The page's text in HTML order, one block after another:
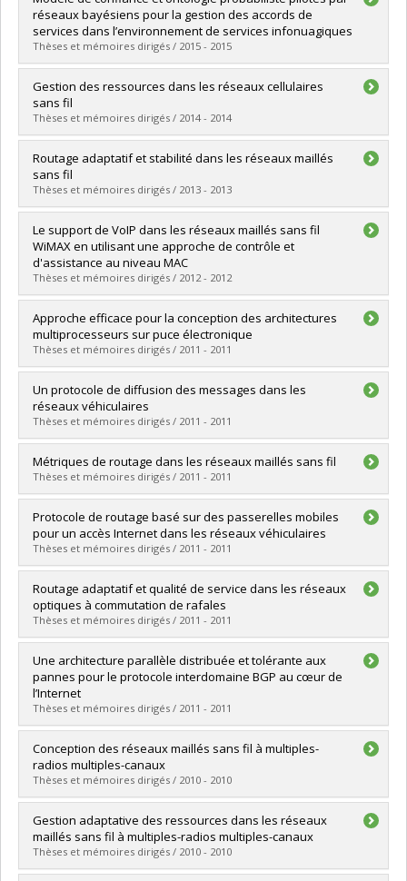
Cycle :Doctoral
Grade :Ph. D.
Lien vers le document dans Papyrus
réseaux bayésiens pour la gestion des accords de
services dans l’environnement de services infonuagiques
Thèses et mémoires dirigés / 2015 - 2015
Graduate :Jules, Obed
Cycle :Master's
Grade :M. Sc.
Lien vers le document dans Papyrus
Gestion des ressources dans les réseaux cellulaires
sans fil
Thèses et mémoires dirigés / 2014 - 2014
Graduate :Nadembéga, Apollinaire
Cycle :Doctoral
Grade :Ph. D.
Lien vers le document dans Papyrus
Routage adaptatif et stabilité dans les réseaux maillés
sans fil
Thèses et mémoires dirigés / 2013 - 2013
Graduate :Boushaba, Mustapha
Cycle : Doctoral
Grade :Ph. D.
Lien vers le document dans Papyrus
Le support de VoIP dans les réseaux maillés sans fil
WiMAX en utilisant une approche de contrôle et
d'assistance au niveau MAC
Thèses et mémoires dirigés / 2012 - 2012
Graduate :Haddouche, Fayçal
Cycle :Master's
Grade :M. Sc.
Lien vers le document dans Papyrus
Approche efficace pour la conception des architectures
multiprocesseurs sur puce électronique
Thèses et mémoires dirigés / 2011 - 2011
Graduate :Elie, Etienne
Cycle :Doctoral
Grade :Ph. D.
Lien vers le document dans Papyrus
Un protocole de diffusion des messages dans les
réseaux véhiculaires
Thèses et mémoires dirigés / 2011 - 2011
Graduate :Ahizoune, Ahmed A.
Cycle : Master's
Grade :M. Sc.
Lien vers le document dans Papyrus
Métriques de routage dans les réseaux maillés sans fil
Thèses et mémoires dirigés / 2011 - 2011
Graduate :Sarr, Yaye
Cycle :Master's
Grade :M. Sc.
Lien vers le document dans Papyrus
Protocole de routage basé sur des passerelles mobiles
pour un accès Internet dans les réseaux véhiculaires
Thèses et mémoires dirigés / 2011 - 2011
Graduate :Ba, Amadou Adama
Cycle :Master's
Grade :M. Sc.
Lien vers le document dans Papyrus
Routage adaptatif et qualité de service dans les réseaux
optiques à commutation de rafales
Thèses et mémoires dirigés / 2011 - 2011
Graduate :Belbekkouche, Abdeltouab
Cycle :Doctoral
Grade :Ph. D.
Lien vers le document dans Papyrus
Une architecture parallèle distribuée et tolérante aux
pannes pour le protocole interdomaine BGP au cœur de
l’Internet
Thèses et mémoires dirigés / 2011 - 2011
Graduate : Hamzeh, Wissam
Cycle : Doctoral
Grade :Ph. D.
Lien vers le document dans Papyrus
Conception des réseaux maillés sans fil à multiples-
radios multiples-canaux
Thèses et mémoires dirigés / 2010 - 2010
Graduate :Benyamina, Djohara
Cycle :Doctoral
Grade :Ph. D.
Lien vers le document dans Papyrus
Gestion adaptative des ressources dans les réseaux
maillés sans fil à multiples-radios multiples-canaux
Thèses et mémoires dirigés / 2010 - 2010